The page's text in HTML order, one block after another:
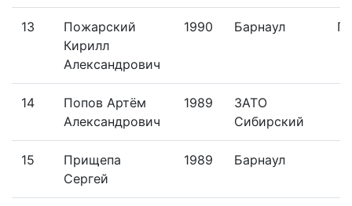
13
Пожарский
Кирилл
Александрович
1990 Барнаул
14
Попов Артём
Александрович
1989
ЗАТО
Сибирский
15
Прищепа
Сергей
1989 Барнаул